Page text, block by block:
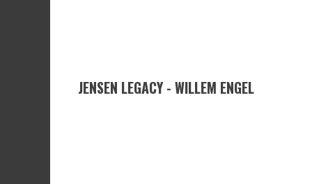
JENSEN LEGACY - WILLEM ENGEL